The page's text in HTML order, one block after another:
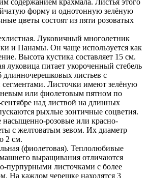
содержанием крахмала. Листья этого
форму и однотонную зелёную
цветы состоят из пяти розоватых
Луковичный многолетник
и Панамы. Он чаще используется как
Высота кустика составляет 15 см.
луковица питает укороченный стебель
длинночерешковых листьев с
Листочки имеют зелёную
или фиолетовым пятном по
над листвой на длинных
рыхлые зонтичные соцветия.
розовые или красно-
с желтоватым зевом. Их диаметр
2 см.
(фиолетовая). Теплолюбивые
выращивания отличаются
пурпурными листочками с более
На каждом черешке находятся 3